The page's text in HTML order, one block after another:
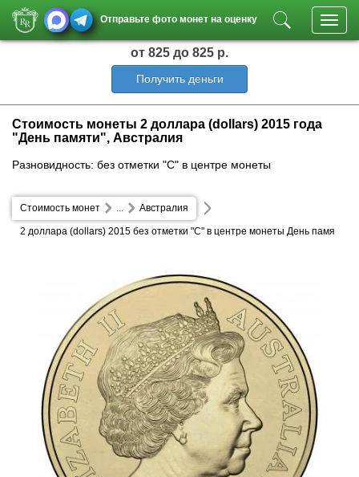
Отправьте фото монет на оценку
от 825 до 825 р.
Получить деньги
Стоимость монеты 2 доллара (dollars) 2015 года
"День памяти", Австралия
Разновидность: без отметки "C" в центре монеты
Стоимость монет Австралия
...
2 доллара (dollars) 2015 без отметки "C" в центре монеты День памя